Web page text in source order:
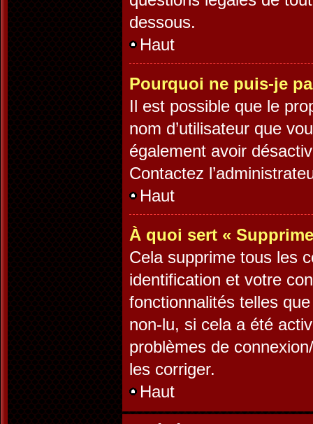
dessous.
Haut
Pourquoi ne puis-je
Il est possible que le
nom d’utilisateur que
également avoir
Contactez
Haut
À quoi sert «
Cela supprime tous les
identification et votre
fonctionnalités telles
non-lu, si cela a été
problèmes de
les corriger.
Haut